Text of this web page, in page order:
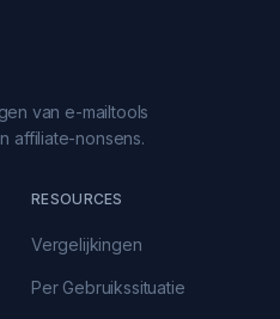
van e-mailtools
affiliate-nonsens.
RESOURCES
Vergelijkingen
Per Gebruikssituatie